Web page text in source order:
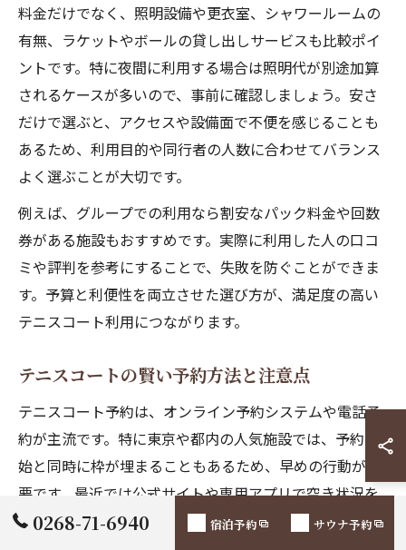
料金だけでなく、照明設備や更衣室、シャワールームの
有無、ラケットやボールの貸し出しサービスも比較ポイ
ントです。特に夜間に利用する場合は照明代が別途加算
されるケースが多いので、事前に確認しましょう。安さ
だけで選ぶと、アクセスや設備面で不便を感じることも
あるため、利用目的や同行者の人数に合わせてバランス
よく選ぶことが大切です。
例えば、グループでの利用なら割安なパック料金や回数
券がある施設もおすすめです。実際に利用した人の口コ
ミや評判を参考にすることで、失敗を防ぐことができま
す。予算と利便性を両立させた選び方が、満足度の高い
テニスコート利用につながります。
テニスコートの賢い予約方法と注意点
テニスコート予約は、オンライン予約システムや電話予
約が主流です。特に東京や都内の人気施設では、予約開
始と同時に枠が埋まることもあるため、早めの行動が重
要です。最近では公式サイトや専用アプリで空き状況を
リアルタイムで確認できる施設が増えています。
0268-71-6940 宿泊予約 サウナ予約